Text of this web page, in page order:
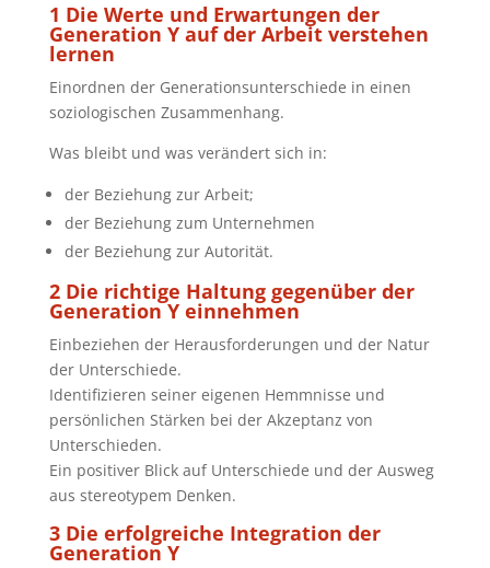
1 Die Werte und Erwartungen der
Generation Y auf der Arbeit verstehen
lernen
Einordnen der Generationsunterschiede in einen
soziologischen Zusammenhang.
Was bleibt und was verändert sich in:
der Beziehung zur Arbeit;
der Beziehung zum Unternehmen
der Beziehung zur Autorität.
2 Die richtige Haltung gegenüber der
Generation Y einnehmen
Einbeziehen der Herausforderungen und der Natur
der Unterschiede.
Identifizieren seiner eigenen Hemmnisse und
persönlichen Stärken bei der Akzeptanz von
Unterschieden.
Ein positiver Blick auf Unterschiede und der Ausweg
aus stereotypem Denken.
3 Die erfolgreiche Integration der
Generation Y